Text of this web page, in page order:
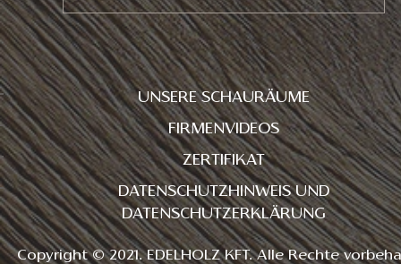
UNSERE SCHAURÄUME
FIRMENVIDEOS
ZERTIFIKAT
DATENSCHUTZHINWEIS UND
DATENSCHUTZERKLÄRUNG
Copyright © 2021. EDELHOLZ KFT. Alle Rechte